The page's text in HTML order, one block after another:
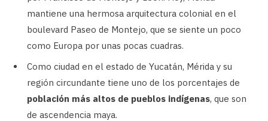
mantiene una hermosa arquitectura colonial en el
boulevard Paseo de Montejo, que se siente un poco
como Europa por unas pocas cuadras.
Como ciudad en el estado de Yucatán, Mérida y su
región circundante tiene uno de los porcentajes de
población más altos de pueblos indígenas, que son
de ascendencia maya.